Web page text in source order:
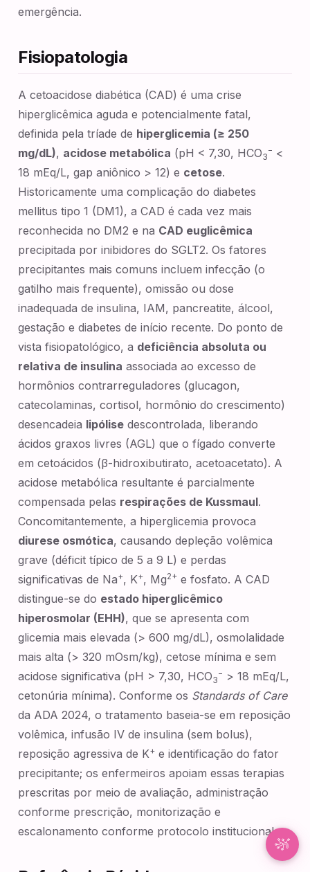
emergência.
Fisiopatologia
A cetoacidose diabética (CAD) é uma crise
hiperglicêmica aguda e potencialmente fatal,
definida pela tríade de hiperglicemia (≥ 250
mg/dL), acidose metabólica (pH < 7,30, HCO3
− <
18 mEq/L, gap aniônico > 12) e cetose.
Historicamente uma complicação do diabetes
mellitus tipo 1 (DM1), a CAD é cada vez mais
reconhecida no DM2 e na CAD euglicêmica
precipitada por inibidores do SGLT2. Os fatores
precipitantes mais comuns incluem infecção (o
gatilho mais frequente), omissão ou dose
inadequada de insulina, IAM, pancreatite, álcool,
gestação e diabetes de início recente. Do ponto de
vista fisiopatológico, a deficiência absoluta ou
relativa de insulina associada ao excesso de
hormônios contrarreguladores (glucagon,
catecolaminas, cortisol, hormônio do crescimento)
desencadeia lipólise descontrolada, liberando
ácidos graxos livres (AGL) que o fígado converte
em cetoácidos (β-hidroxibutirato, acetoacetato). A
acidose metabólica resultante é parcialmente
compensada pelas respirações de Kussmaul.
Concomitantemente, a hiperglicemia provoca
diurese osmótica, causando depleção volêmica
grave (déficit típico de 5 a 9 L) e perdas
significativas de Na+, K+, Mg2+ e fosfato. A CAD
distingue-se do estado hiperglicêmico
hiperosmolar (EHH), que se apresenta com
glicemia mais elevada (> 600 mg/dL), osmolalidade
mais alta (> 320 mOsm/kg), cetose mínima e sem
acidose significativa (pH > 7,30, HCO3
− > 18 mEq/L,
cetonúria mínima). Conforme os Standards of Care
da ADA 2024, o tratamento baseia-se em reposição
volêmica, infusão IV de insulina (sem bolus),
reposição agressiva de K+ e identificação do fator
precipitante; os enfermeiros apoiam essas terapias
prescritas por meio de avaliação, administração
conforme prescrição, monitorização e
escalonamento conforme protocolo institucional.
Synapse Assistente
Conectado
Olá! Sou o Synapse, assistente inteligente do
NurseBrain. Digite uma mensagem ou toque no
microfone para falar comigo por voz!